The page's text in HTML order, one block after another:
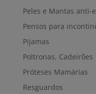
Peles e Mantas anti-
Pensos para
Pijamas
Poltronas, Cadeirões
Próteses Mamárias
Resguardos